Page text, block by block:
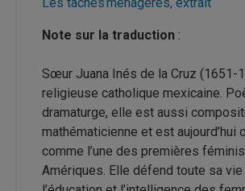
Note sur la traduction :
Sœur Juana Inés de la Cruz (1651-
religieuse catholique mexicaine.
dramaturge, elle est aussi
mathématicienne et est aujourd’hui
comme l’une des premières
Amériques. Elle défend toute sa